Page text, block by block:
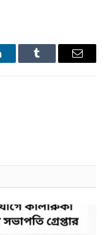
Tumblr Email